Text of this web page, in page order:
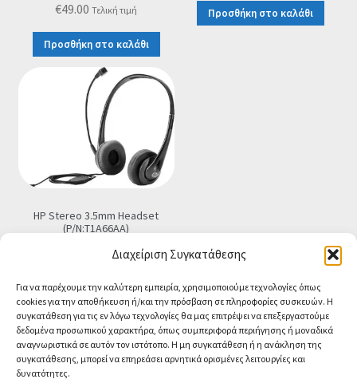
Διαχείριση Συγκατάθεσης
Για να παρέχουμε την καλύτερη εμπειρία, χρησιμοποιούμε τεχνολογίες όπως
cookies για την αποθήκευση ή/και την πρόσβαση σε πληροφορίες συσκευών. Η
συγκατάθεση για τις εν λόγω τεχνολογίες θα μας επιτρέψει να επεξεργαστούμε
δεδομένα προσωπικού χαρακτήρα, όπως συμπεριφορά περιήγησης ή μοναδικά
αναγνωριστικά σε αυτόν τον ιστότοπο. Η μη συγκατάθεση ή η ανάκληση της
συγκατάθεσης, μπορεί να επηρεάσει αρνητικά ορισμένες λειτουργίες και
δυνατότητες.
€49.00 Τελική τιμή
Προσθήκη στο καλάθι
Προσθήκη στο καλάθι
HP Stereo 3.5mm Headset
(P/N:T1A66AA)
Τελική τιμή
Προσθήκη στο καλάθι